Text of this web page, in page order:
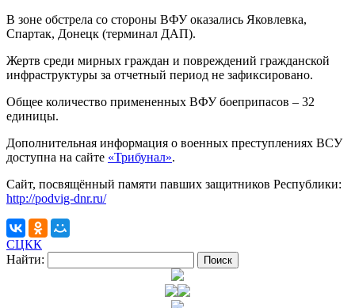
В зоне обстрела со стороны ВФУ оказались Яковлевка,
Спартак, Донецк (терминал ДАП).
Жертв среди мирных граждан и повреждений гражданской
инфраструктуры за отчетный период не зафиксировано.
Общее количество примененных ВФУ боеприпасов – 32
единицы.
Дополнительная информация о военных преступлениях ВСУ
доступна на сайте «Трибунал».
Сайт, посвящённый памяти павших защитников Республики:
http://podvig-dnr.ru/
СЦКК
Найти: